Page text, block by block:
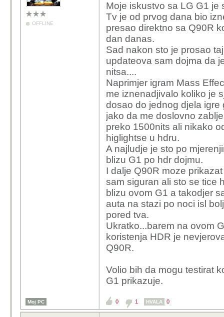
OFFLINE
Moje iskustvo sa LG G1 je
Tv je od prvog dana bio
presao direktno sa Q90R
dan danas.
Sad nakon sto je prosao
updateova sam dojma da
nitsa....
Naprimjer igram Mass
me iznenadjivalo koliko je
dosao do jednog djela igre
jako da me doslovno
preko 1500nits ali nikako
higlightse u hdru.
A najludje je sto po
blizu G1 po hdr dojmu.
I dalje Q90R moze
sam siguran ali sto se tice
blizu ovom G1 a takodjer
auta na stazi po noci isl
pored tva.
Ukratko...barem na ovom
koristenja HDR je
Q90R.
Volio bih da mogu testirat
G1 prikazuje.
Moj PC 0 1 HVALA 0